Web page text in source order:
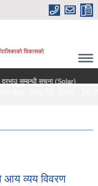
विकासको
सम्बन्धी सूचना (Solar)
आय व्यय विवरण